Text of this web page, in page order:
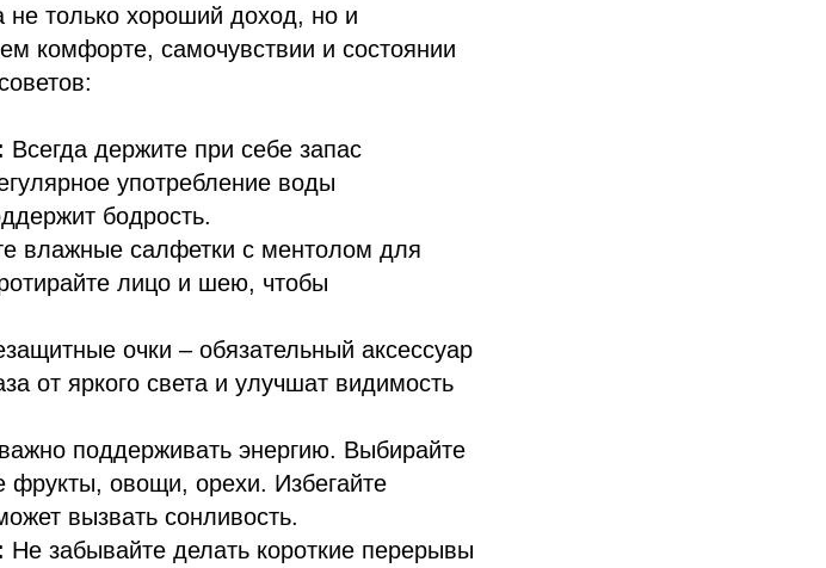
не только хороший доход, но и
комфорте, самочувствии и состоянии
Всегда держите при себе запас
употребление воды
бодрость.
влажные салфетки с ментолом для
лицо и шею, чтобы
очки – обязательный аксессуар
от яркого света и улучшат видимость
поддерживать энергию. Выбирайте
фрукты, овощи, орехи. Избегайте
вызвать сонливость.
Не забывайте делать короткие перерывы